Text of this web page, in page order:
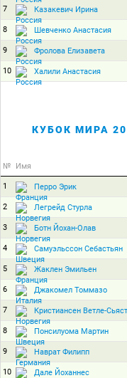
7 Казакевич Ирина
8 Шевченко Анастасия
9 Фролова Елизавета
10 Халили Анастасия
КУБОК МИРА
№ Имя
1 Перро Эрик
2 Легрейд Стурла
3 Ботн Йохан-Олав
4 Самуэльссон Себастьян
5 Жаклен Эмильен
6 Джакомел Томмазо
7 Кристиансен Ветле-
8 Понсилуома Мартин
9 Наврат Филипп
10 Дале Йоханнес